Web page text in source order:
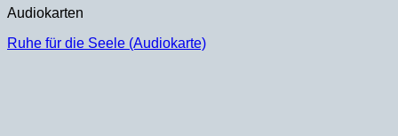
Audiokarten
Ruhe für die Seele (Audiokarte)